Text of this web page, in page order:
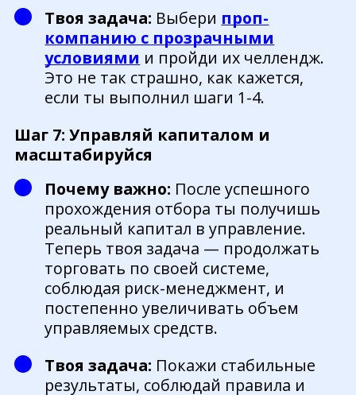
Твоя задача: Выбери проп-
компанию с прозрачными
условиями и пройди их челлендж.
Это не так страшно, как кажется,
если ты выполнил шаги 1-4.
Шаг 7: Управляй капиталом и
масштабируйся
Почему важно: После успешного
прохождения отбора ты получишь
реальный капитал в управление.
Теперь твоя задача — продолжать
торговать по своей системе,
соблюдая риск-менеджмент, и
постепенно увеличивать объем
управляемых средств.
Твоя задача: Покажи стабильные
результаты, соблюдай правила и